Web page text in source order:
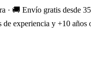
· 🚚 Envío gratis desde
de experiencia y +10 años